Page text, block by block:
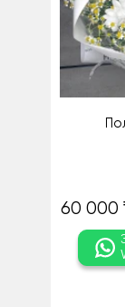
60 000